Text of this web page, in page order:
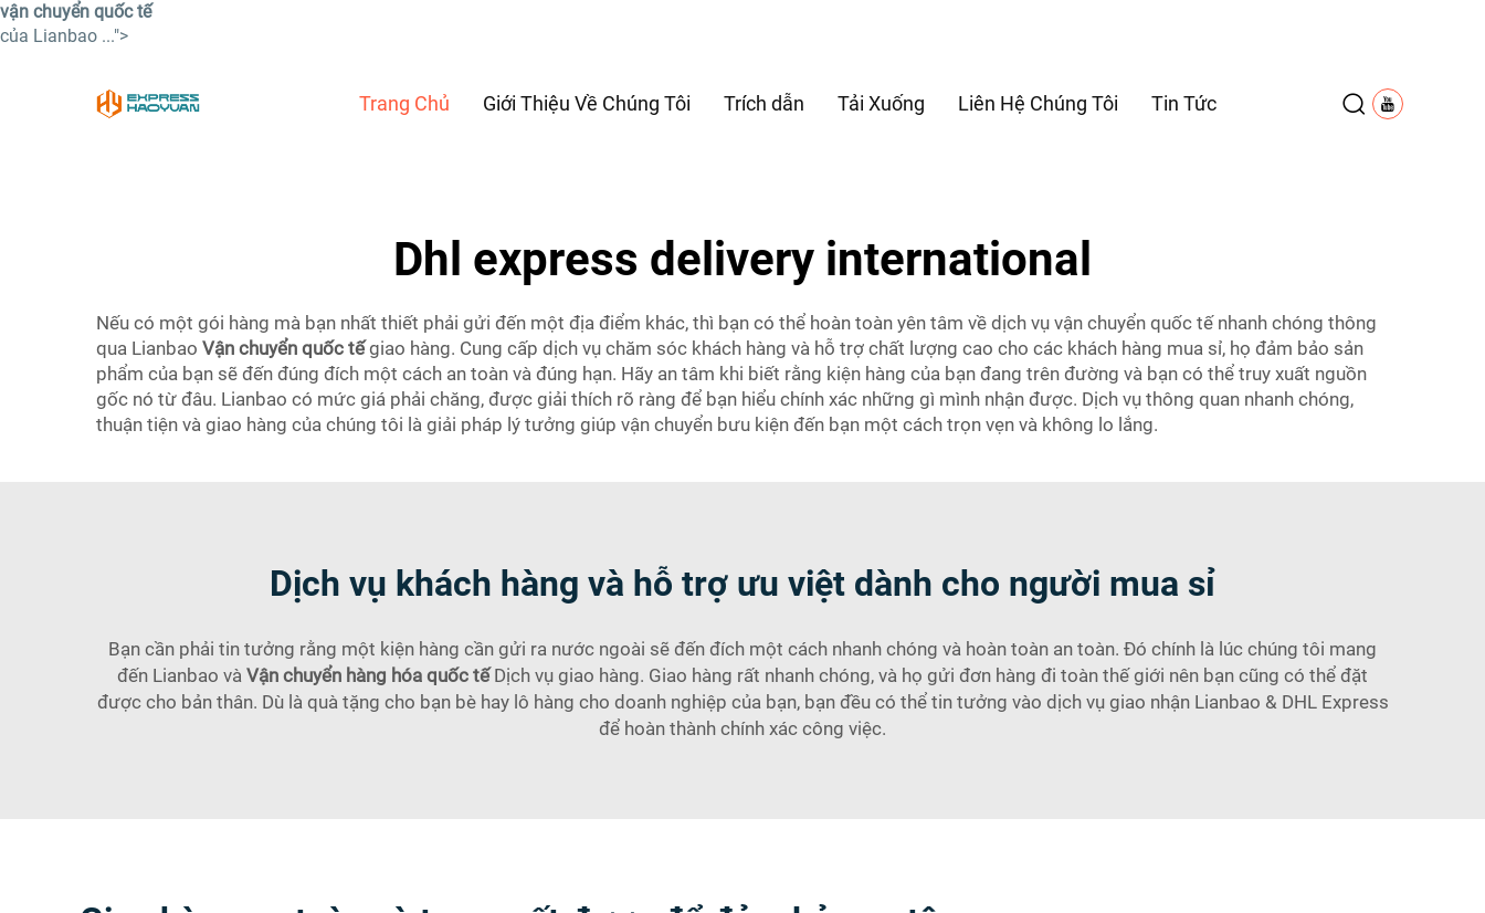
vận chuyển quốc tế
của Lianbao ...">
Trang Chủ Giới Thiệu Về Chúng Tôi Trích dẫn Tải Xuống Liên Hệ Chúng Tôi Tin Tức
Dhl express delivery international
Nếu có một gói hàng mà bạn nhất thiết phải gửi đến một địa điểm khác, thì bạn có thể hoàn toàn yên tâm về dịch vụ vận chuyển quốc tế nhanh chóng thông
qua Lianbao Vận chuyển quốc tếgiao hàng. Cung cấp dịch vụ chăm sóc khách hàng và hỗ trợ chất lượng cao cho các khách hàng mua sỉ, họ đảm bảo sản
phẩm của bạn sẽ đến đúng đích một cách an toàn và đúng hạn. Hãy an tâm khi biết rằng kiện hàng của bạn đang trên đường và bạn có thể truy xuất nguồn
gốc nó từ đâu. Lianbao có mức giá phải chăng, được giải thích rõ ràng để bạn hiểu chính xác những gì mình nhận được. Dịch vụ thông quan nhanh chóng,
thuận tiện và giao hàng của chúng tôi là giải pháp lý tưởng giúp vận chuyển bưu kiện đến bạn một cách trọn vẹn và không lo lắng.
Dịch vụ khách hàng và hỗ trợ ưu việt dành cho người mua sỉ
Bạn cần phải tin tưởng rằng một kiện hàng cần gửi ra nước ngoài sẽ đến đích một cách nhanh chóng và hoàn toàn an toàn. Đó chính là lúc chúng tôi mang
đến Lianbao và Vận chuyển hàng hóa quốc tế Dịch vụ giao hàng. Giao hàng rất nhanh chóng, và họ gửi đơn hàng đi toàn thế giới nên bạn cũng có thể đặt
được cho bản thân. Dù là quà tặng cho bạn bè hay lô hàng cho doanh nghiệp của bạn, bạn đều có thể tin tưởng vào dịch vụ giao nhận Lianbao & DHL Express
để hoàn thành chính xác công việc.